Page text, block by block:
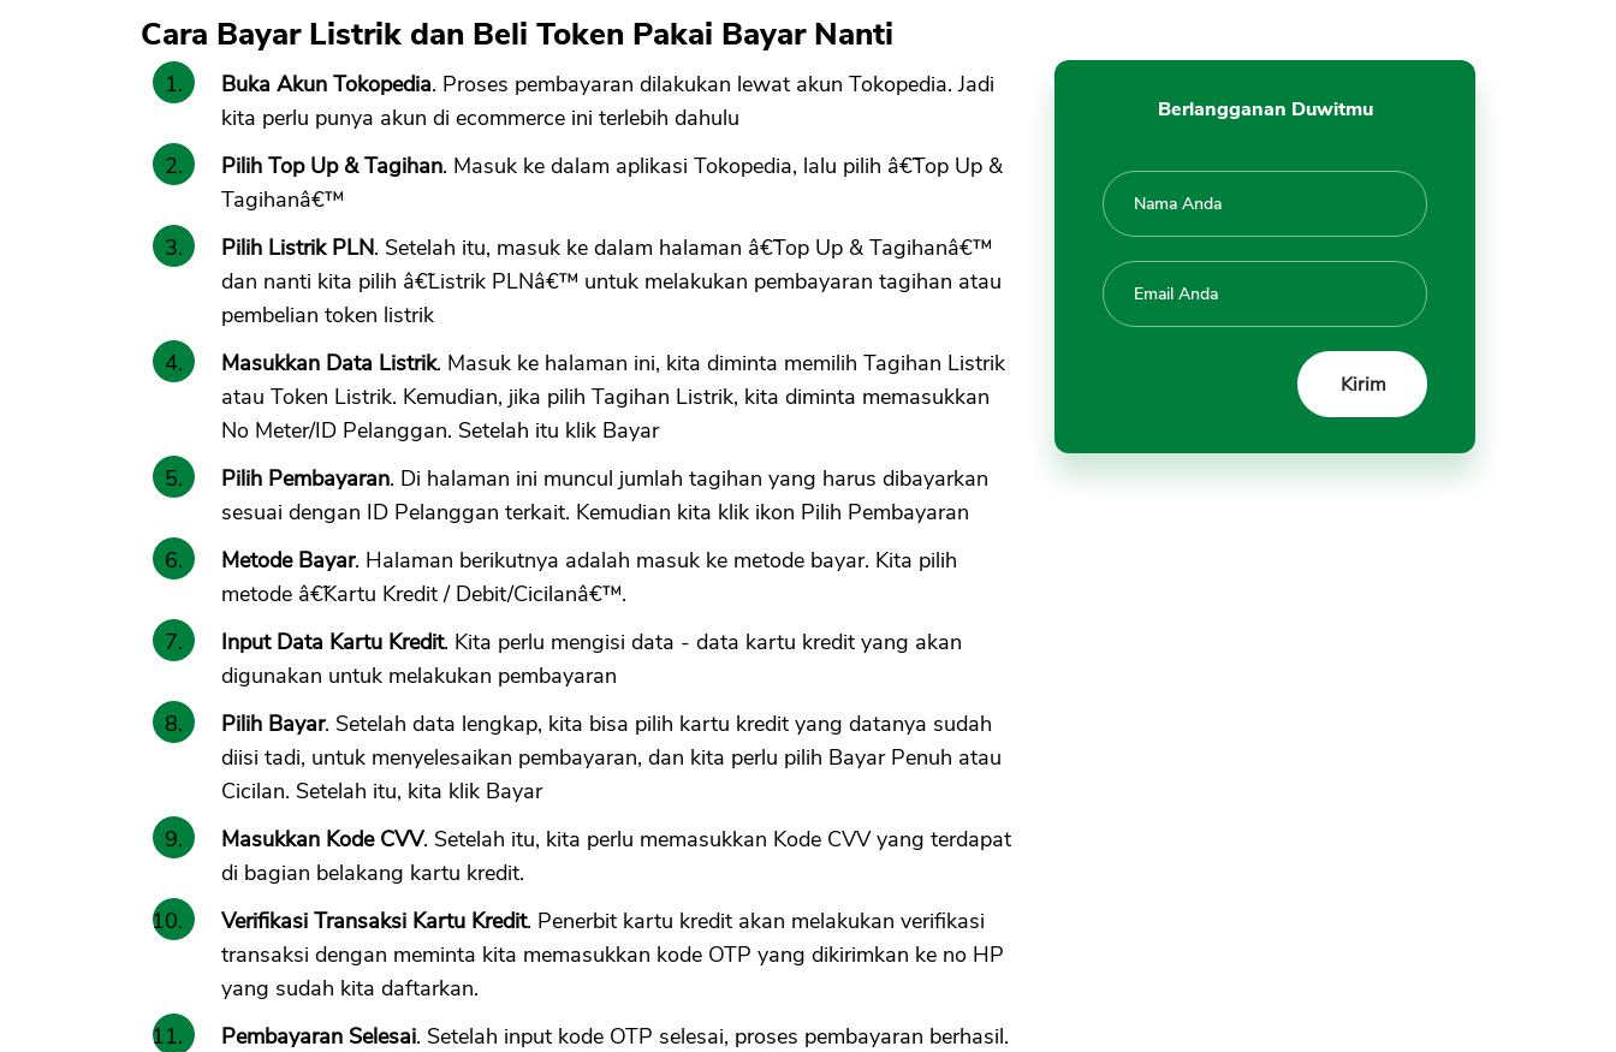
Cara Bayar Listrik dan Beli Token Pakai Bayar Nanti
Buka Akun Tokopedia. Proses pembayaran dilakukan lewat akun Tokopedia. Jadi
kita perlu punya akun di ecommerce ini terlebih dahulu
Pilih Top Up & Tagihan. Masuk ke dalam aplikasi Tokopedia, lalu pilih â€˜Top Up &
Tagihanâ€™
Pilih Listrik PLN. Setelah itu, masuk ke dalam halaman â€˜Top Up & Tagihanâ€™
dan nanti kita pilih â€˜Listrik PLNâ€™ untuk melakukan pembayaran tagihan atau
pembelian token listrik
Masukkan Data Listrik. Masuk ke halaman ini, kita diminta memilih Tagihan Listrik
atau Token Listrik. Kemudian, jika pilih Tagihan Listrik, kita diminta memasukkan
No Meter/ID Pelanggan. Setelah itu klik Bayar
Pilih Pembayaran. Di halaman ini muncul jumlah tagihan yang harus dibayarkan
sesuai dengan ID Pelanggan terkait. Kemudian kita klik ikon Pilih Pembayaran
Metode Bayar. Halaman berikutnya adalah masuk ke metode bayar. Kita pilih
metode â€˜Kartu Kredit / Debit/Cicilanâ€™.
Input Data Kartu Kredit. Kita perlu mengisi data - data kartu kredit yang akan
digunakan untuk melakukan pembayaran
Pilih Bayar. Setelah data lengkap, kita bisa pilih kartu kredit yang datanya sudah
diisi tadi, untuk menyelesaikan pembayaran, dan kita perlu pilih Bayar Penuh atau
Cicilan. Setelah itu, kita klik Bayar
Masukkan Kode CVV. Setelah itu, kita perlu memasukkan Kode CVV yang terdapat
di bagian belakang kartu kredit.
Verifikasi Transaksi Kartu Kredit. Penerbit kartu kredit akan melakukan verifikasi
transaksi dengan meminta kita memasukkan kode OTP yang dikirimkan ke no HP
yang sudah kita daftarkan.
Pembayaran Selesai. Setelah input kode OTP selesai, proses pembayaran berhasil.
Berlangganan Duwitmu